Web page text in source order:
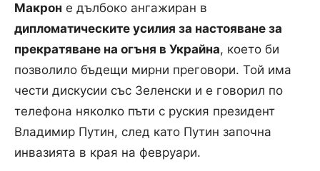
Макрон е дълбоко ангажиран в
дипломатическите усилия за настояване за
прекратяване на огъня в Украйна, което би
позволило бъдещи мирни преговори. Той има
чести дискусии със Зеленски и е говорил по
телефона няколко пъти с руския президент
Владимир Путин, след като Путин започна
инвазията в края на февруари.